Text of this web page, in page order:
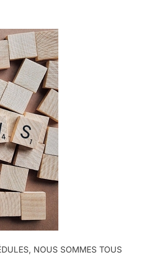
NOUS SOMMES TOUS